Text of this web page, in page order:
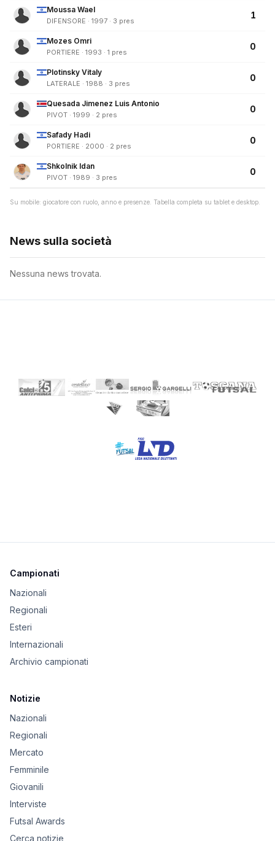
Moussa Wael
DIFENSORE · 1997 · 3 pres
1
Mozes Omri
PORTIERE · 1993 · 1 pres
0
Plotinsky Vitaly
LATERALE · 1988 · 3 pres
0
Quesada Jimenez Luis Antonio
PIVOT · 1999 · 2 pres
0
Safady Hadi
PORTIERE · 2000 · 2 pres
0
Shkolnik Idan
PIVOT · 1989 · 3 pres
0
Su mobile: giocatore con ruolo, anno e presenze. Tabella completa su tablet e desktop.
News sulla società
Nessuna news trovata.
Campionati
Nazionali
Regionali
Esteri
Internazionali
Archivio campionati
Notizie
Nazionali
Regionali
Mercato
Femminile
Giovanili
Interviste
Futsal Awards
Cerca notizie